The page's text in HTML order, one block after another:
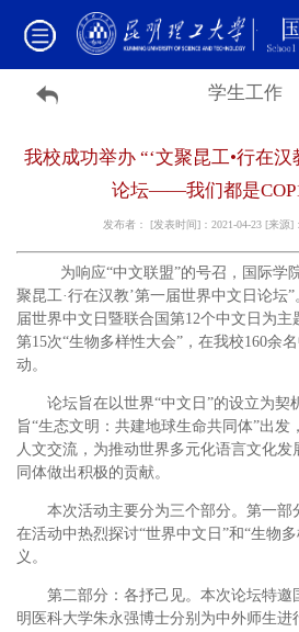
学生工作
我校成功举办 “‘文聚昆工•行在汉
论坛——我们都是
发布者： [发表时间]：2021-04-23 [来源]
为响应“中文联盟”的号召，国际学
聚昆工·行在汉教’第一届世界中文日论坛
届世界中文日暨联合国第12个中文日为
第15次“生物多样性大会”，在我校160余
动。
论坛旨在以世界“中文日”的设立为契
旨“生态文明：共建地球生命共同体”出
人文交流，为推动世界多元化语言文化
同体做出积极的贡献。
本次活动主要分为三个部分。第一部
在活动中热烈探讨“世界中文日”和“生物
义。
第二部分：各抒己见。本次论坛特邀
明医科大学朱永强博士分别为中外师生